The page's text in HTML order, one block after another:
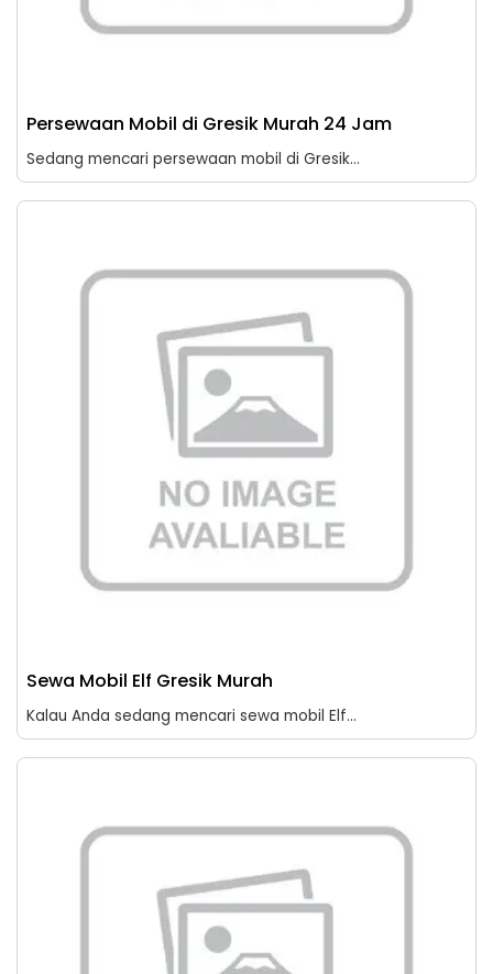
Persewaan Mobil di Gresik Murah 24 Jam
Sedang mencari persewaan mobil di Gresik...
Sewa Mobil Elf Gresik Murah
Kalau Anda sedang mencari sewa mobil Elf...